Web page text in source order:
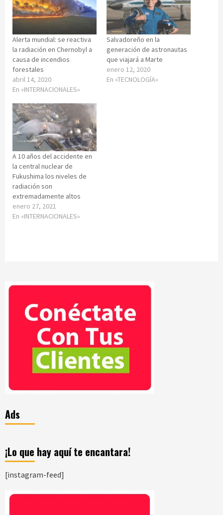
Alerta mundial: se reactiva
la radiación en Chernobyl a
causa de incendios
forestales
abril 14, 2020
En «INTERNACIONALES»
Salvadoreño en la
generación de astronautas
que viajará a Marte
enero 12, 2020
En «TECNOLOGÍA»
A 10 años del accidente en
la central nuclear de
Fukushima los niveles de
radiación son
extremadamente altos
enero 27, 2021
En «INTERNACIONALES»
Ads
¡Lo que hay aquí te encantara!
[instagram-feed]